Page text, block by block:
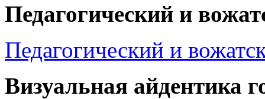
Педагогический и
Педагогический и
Визуальная айдентика